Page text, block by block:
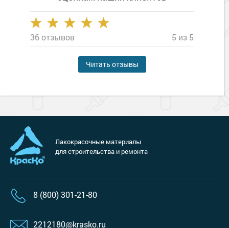
36 отзывов 5 из 5
Читать отзывы
Лакокрасочные материалы
для строительства и ремонта
8 (800) 301-21-80
2212180@krasko.ru